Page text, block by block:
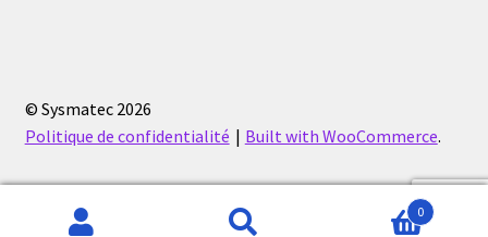
Blocs thermostatés
© Sysmatec 2026
Politique de confidentialité
Built with WooCommerce.
0